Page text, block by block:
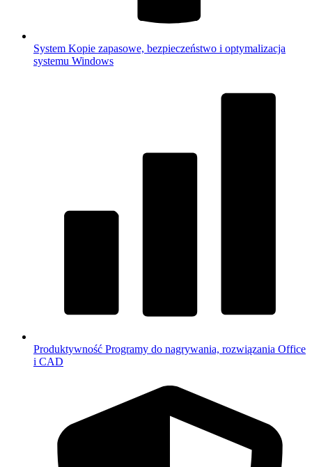
System Kopie zapasowe, bezpieczeństwo i optymalizacja
systemu Windows
Produktywność Programy do nagrywania, rozwiązania Office
i CAD